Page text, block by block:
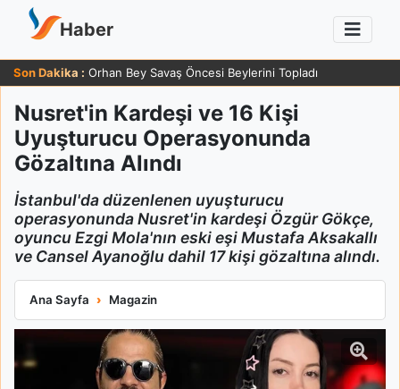
Haber
Son Dakika : Zafer Ergin 83 Yaşında Sağlığı Hakkında Güldüren Yanıt Verdi
Nusret'in Kardeşi ve 16 Kişi
Uyuşturucu Operasyonunda
Gözaltına Alındı
İstanbul'da düzenlenen uyuşturucu
operasyonunda Nusret'in kardeşi Özgür Gökçe,
oyuncu Ezgi Mola'nın eski eşi Mustafa Aksakallı
ve Cansel Ayanoğlu dahil 17 kişi gözaltına alındı.
Ana Sayfa Magazin
Nusret'in Kardeşi ve 16 Kişi Uyuşturucu Operasyonunda